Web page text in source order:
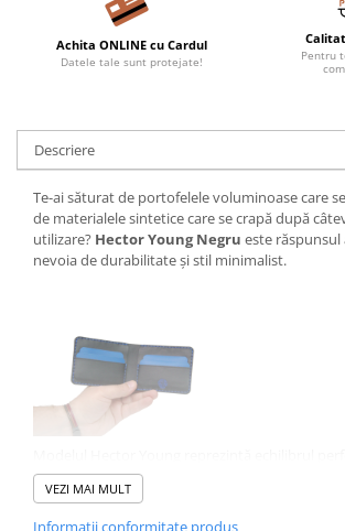
Achita ONLINE cu Cardul
Datele tale sunt protejate!
Pentru
Descriere
Te-ai săturat de portofelele voluminoase care
de materialele sintetice care se crapă după
utilizare? Hector Young Negru este răspunsul
nevoia de durabilitate și stil minimalist.
și ergonomia modernă. Este un portofel bifold
fabricat integral din piele naturală de vită de cea
calitate. Lucrat manual în România, fiecare
VEZI MAI MULT
Informatii conformitate produs